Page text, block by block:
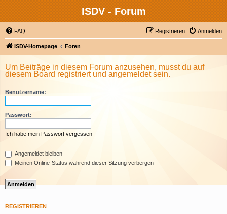
ISDV - Forum
FAQ Anmelden
Registrieren
ISDV-Homepage Foren
Um Beiträge in diesem Forum anzusehen, musst du auf
diesem Board registriert und angemeldet sein.
Benutzername:
Passwort:
Ich habe mein Passwort vergessen
Angemeldet bleiben
Meinen Online-Status während dieser Sitzung verbergen
REGISTRIEREN